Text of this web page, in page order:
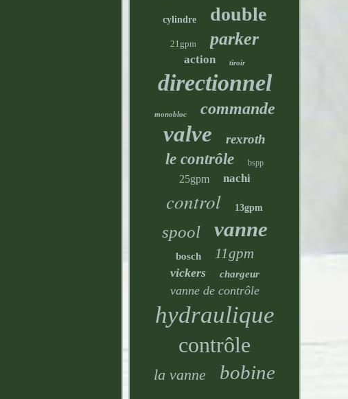
cylindre double
21gpm parker
action tiroir
directionnel
monobloc commande
valve rexroth
le contrôle bspp
25gpm nachi
control 13gpm
spool vanne
bosch 11gpm
vickers chargeur
vanne de contrôle
hydraulique
contrôle
la vanne bobine